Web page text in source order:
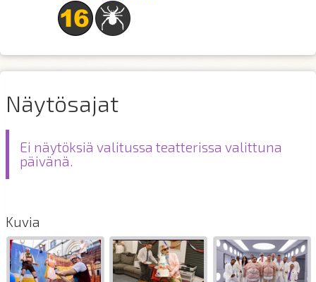
Näytösajat
Ei näytöksiä valitussa teatterissa valittuna
päivänä.
Kuvia